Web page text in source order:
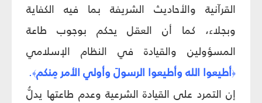
القرآنية والأحاديث الشريفة بما فيه الكفاية
وبجلاء، كما أن العقل يحكم بوجوب طاعة
المسؤولين والقيادة في النظام الإسلامي
﴿أطيعوا الله وأطيعوا الرسولَ وأولي الأمر مِنكم﴾.
إن التمرد على القيادة الشرعية وعدم طاعتها يدلُّ